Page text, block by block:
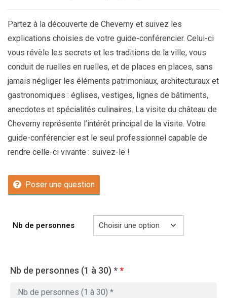
Partez à la découverte de Cheverny et suivez les
explications choisies de votre guide-conférencier. Celui-ci
vous révèle les secrets et les traditions de la ville, vous
conduit de ruelles en ruelles, et de places en places, sans
jamais négliger les éléments patrimoniaux, architecturaux et
gastronomiques : églises, vestiges, lignes de bâtiments,
anecdotes et spécialités culinaires. La visite du château de
Cheverny représente l’intérêt principal de la visite. Votre
guide-conférencier est le seul professionnel capable de
rendre celle-ci vivante : suivez-le !
Poser une question
Nb de personnes
Nb de personnes (1 à 30) **